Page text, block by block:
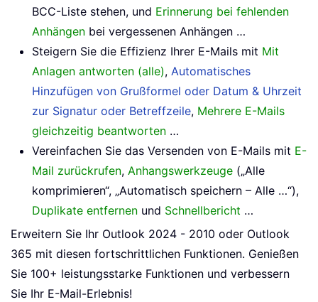
BCC-Liste stehen, und Erinnerung bei fehlenden
Anhängen bei vergessenen Anhängen …
Steigern Sie die Effizienz Ihrer E-Mails mit Mit
Anlagen antworten (alle), Automatisches
Hinzufügen von Grußformel oder Datum & Uhrzeit
zur Signatur oder Betreffzeile, Mehrere E-Mails
gleichzeitig beantworten …
Vereinfachen Sie das Versenden von E-Mails mit E-
Mail zurückrufen, Anhangswerkzeuge („Alle
komprimieren“, „Automatisch speichern – Alle …“),
Duplikate entfernen und Schnellbericht …
Erweitern Sie Ihr Outlook 2024 - 2010 oder Outlook
365 mit diesen fortschrittlichen Funktionen. Genießen
Sie 100+ leistungsstarke Funktionen und verbessern
Sie Ihr E-Mail-Erlebnis!